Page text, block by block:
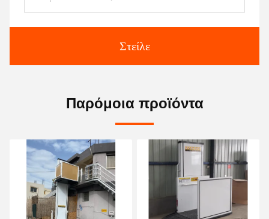
Στείλε
Παρόμοια προϊόντα